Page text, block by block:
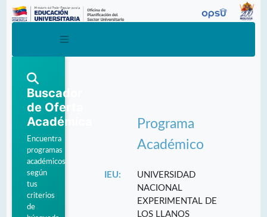
Buscador
de Oferta
Académica
Encuentra
programas
académicos
según
tus
criterios
de
Programa
Académico
IEU:
UNIVERSIDAD
NACIONAL
EXPERIMENTAL DE
LOS LLANOS